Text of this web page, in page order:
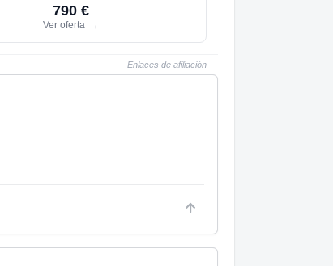
790 €
Ver oferta →
Enlaces de afiliación